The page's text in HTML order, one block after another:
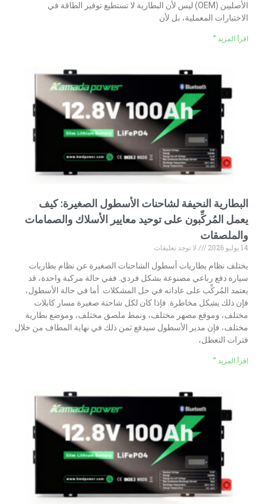
الأصليين (OEM) ليس لأن البطارية لا تستطيع توفير الطاقة في
الاختبارات المعملية، بل لأن
اقرأ المزيد "
البطارية النحيفة لشاحنات الأسطول الصغيرة: كيف
يعمل المُركِّبون على توحيد معايير الأسلاك والصمامات
والملصقات
14 يوليو 2026
لا توجد تعليقات
يختلف نظام بطاريات أسطول الشاحنات الصغيرة عن نظام بطاريات
سيارة دفع رباعي مصنوعة بشكل فردي. ففي حالة مركبة واحدة، قد
يعتمد المُركِّب على عاداته في حل المشكلات. أما في حالة الأسطول،
فإن ذلك يشكل مخاطرة. فإذا كان لكل شاحنة صغيرة مسار كابلات
مختلف، وموقع مصهر مختلف، ونمط ملصق مختلف، وموضع بطارية
مختلف، فإن مدير الأسطول سيدفع ثمن ذلك في نهاية المطاف من خلال
فترات التعطل،
اقرأ المزيد "